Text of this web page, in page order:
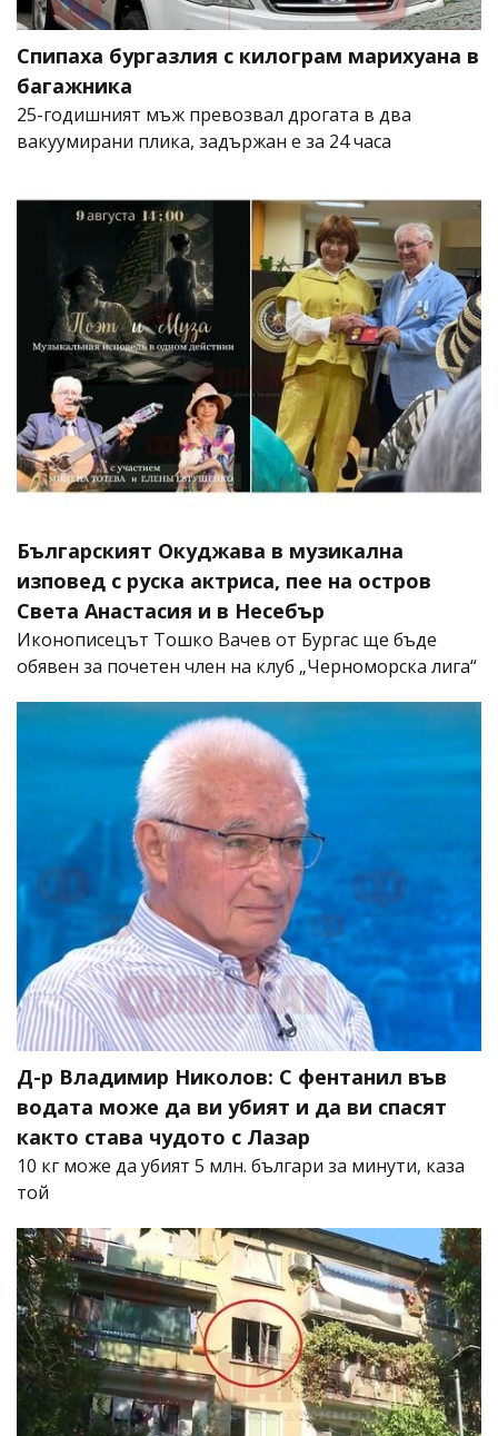
Спипаха бургазлия с килограм марихуана в
багажника
25-годишният мъж превозвал дрогата в два
вакуумирани плика, задържан е за 24 часа
Българският Окуджава в музикална
изповед с руска актриса, пее на остров
Света Анастасия и в Несебър
Иконописецът Тошко Вачев от Бургас ще бъде
обявен за почетен член на клуб „Черноморска лига“
Д-р Владимир Николов: С фентанил във
водата може да ви убият и да ви спасят
както става чудото с Лазар
10 кг може да убият 5 млн. българи за минути, каза
той